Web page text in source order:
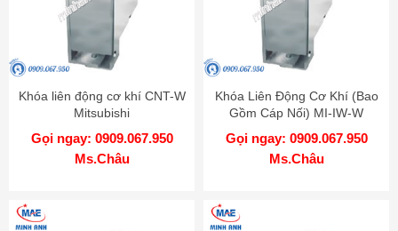
Khóa liên động cơ khí CNT-W
Mitsubishi
Gọi ngay: 0909.067.950
Ms.Châu
Khóa Liên Động Cơ Khí (Bao
Gồm Cáp Nối) MI-IW-W
MITSUBISHI
Gọi ngay: 0909.067.950
Ms.Châu